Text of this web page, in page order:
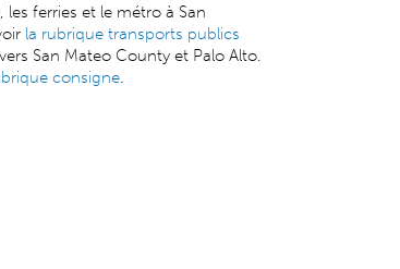
ferries et le métro à San
la rubrique transports publics
San Mateo County et Palo Alto.
consigne.